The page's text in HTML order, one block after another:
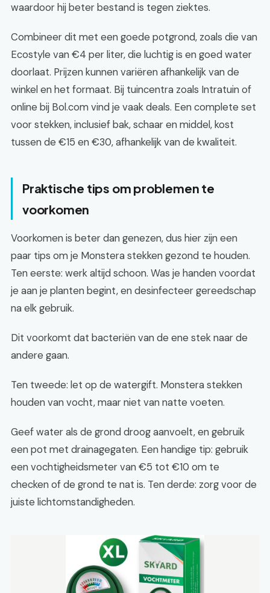
waardoor hij beter bestand is tegen ziektes.
Combineer dit met een goede potgrond, zoals die van
Ecostyle van €4 per liter, die luchtig is en goed water
doorlaat. Prijzen kunnen variëren afhankelijk van de
winkel en het formaat. Bij tuincentra zoals Intratuin of
online bij Bol.com vind je vaak deals. Een complete set
voor stekken, inclusief bak, schaar en middel, kost
tussen de €15 en €30, afhankelijk van de kwaliteit.
Praktische tips om problemen te
voorkomen
Voorkomen is beter dan genezen, dus hier zijn een
paar tips om je Monstera stekken gezond te houden.
Ten eerste: werk altijd schoon. Was je handen voordat
je aan je planten begint, en desinfecteer gereedschap
na elk gebruik.
Dit voorkomt dat bacteriën van de ene stek naar de
andere gaan.
Ten tweede: let op de watergift. Monstera stekken
houden van vocht, maar niet van natte voeten.
Geef water als de grond droog aanvoelt, en gebruik
een pot met drainagegaten. Een handige tip: gebruik
een vochtigheidsmeter van €5 tot €10 om te
checken of de grond te nat is. Ten derde: zorg voor de
juiste lichtomstandigheden.